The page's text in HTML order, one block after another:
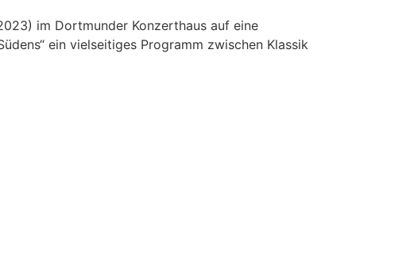
im Dortmunder Konzerthaus auf eine
ein vielseitiges Programm zwischen Klassik